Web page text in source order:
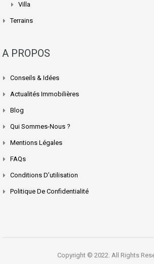
Villa
Terrains
A PROPOS
Conseils & Idées
Actualités Immobilières
Blog
Qui Sommes-Nous ?
Mentions Légales
FAQs
Conditions D’utilisation
Politique De Confidentialité
Copyright © 2022. All Rights